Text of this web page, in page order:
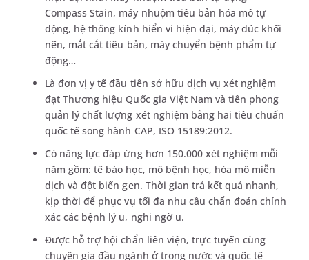
Compass Stain, máy nhuộm tiêu bản hóa mô tự
động, hệ thống kính hiển vi hiện đại, máy đúc khối
nến, mắt cắt tiêu bản, máy chuyển bệnh phẩm tự
động…
Là đơn vị y tế đầu tiên sở hữu dịch vụ xét nghiệm
đạt Thương hiệu Quốc gia Việt Nam và tiên phong
quản lý chất lượng xét nghiệm bằng hai tiêu chuẩn
quốc tế song hành CAP, ISO 15189:2012.
Có năng lực đáp ứng hơn 150.000 xét nghiệm mỗi
năm gồm: tế bào học, mô bệnh học, hóa mô miễn
dịch và đột biến gen. Thời gian trả kết quả nhanh,
kịp thời để phục vụ tối đa nhu cầu chẩn đoán chính
xác các bệnh lý u, nghi ngờ u.
Được hỗ trợ hội chẩn liên viện, trực tuyến cùng
chuyên gia đầu ngành ở trong nước và quốc tế